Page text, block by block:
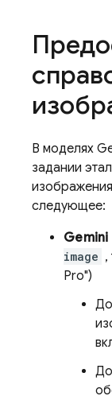
В моделях
задании
следующее:
Gemini
image ,
Pro")